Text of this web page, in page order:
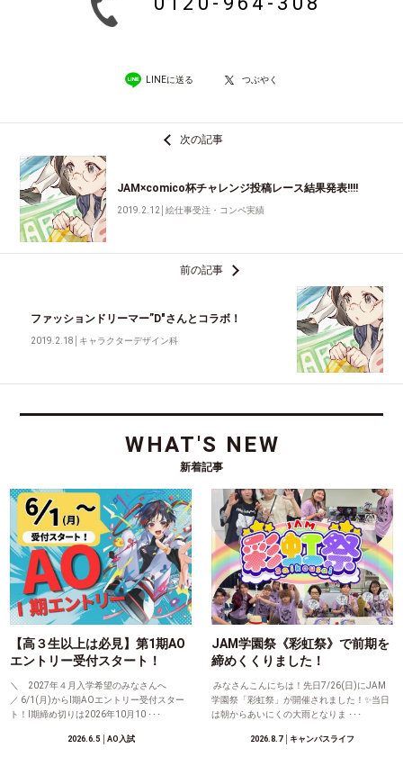
LINEに送る つぶやく
次の記事
JAM×comico杯チャレンジ投稿レース結果発表!!!!
2019.2.12 │絵仕事受注・コンペ実績
前の記事
ファッションドリーマー”D"さんとコラボ！
2019.2.18 キャラクターデザイン科
WHAT'S NEW
新着記事
【高３生以上は必見】第1期AO
エントリー受付スタート！
＼ 2027年４月入学希望のみなさんへ
／ 6/1(月)からⅠ期AOエントリー受付スター
ト！Ⅰ期締め切りは2026年10月10 ･･･
2026.6.5│AO入試
JAM学園祭《彩虹祭》で前期を
締めくくりました！
みなさんこんにちは！先日7/26(日)にJAM
学園祭「彩虹祭」が開催されました！✨当日
は朝からあいにくの大雨となりま ･･･
2026.8.7│キャンパスライフ